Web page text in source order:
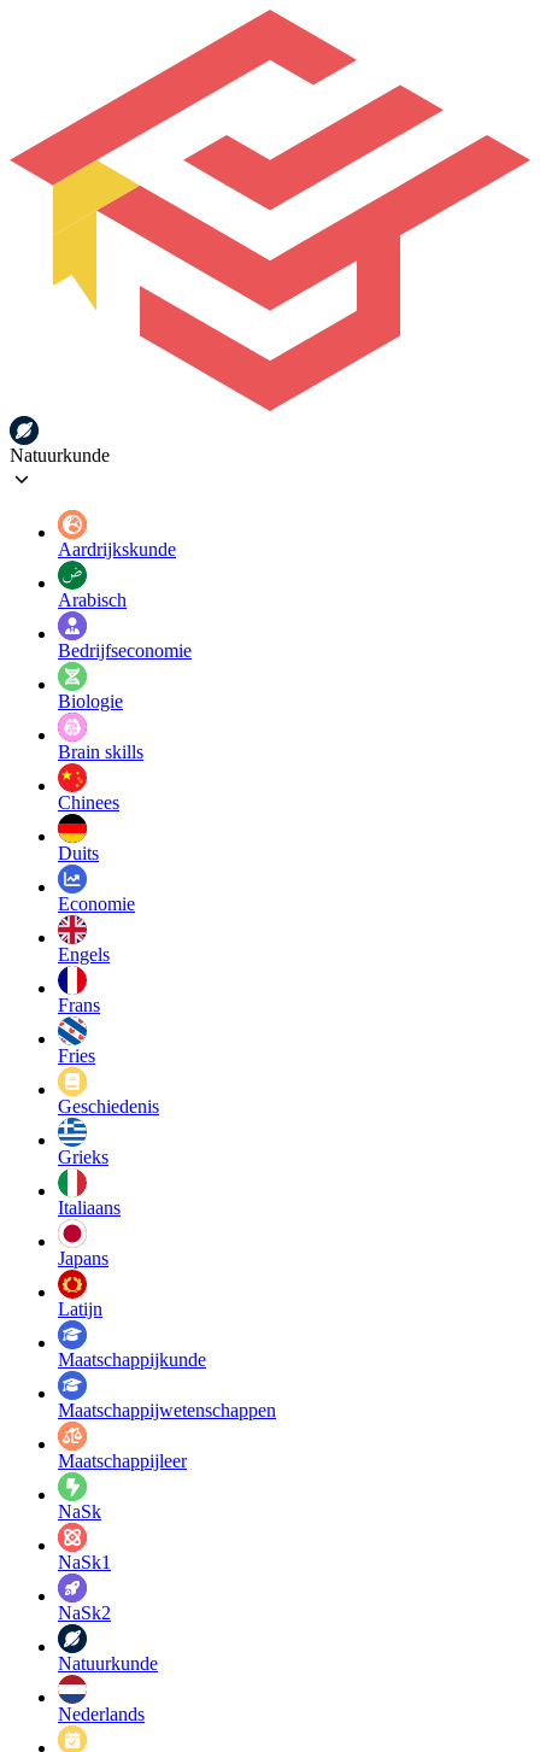
Natuurkunde
Aardrijkskunde
Arabisch
Bedrijfseconomie
Biologie
Brain skills
Chinees
Duits
Economie
Engels
Frans
Fries
Geschiedenis
Grieks
Italiaans
Japans
Latijn
Maatschappij­kunde
Maatschappij­wetenschappen
Maatschappijleer
NaSk
NaSk1
NaSk2
Natuurkunde
Nederlands